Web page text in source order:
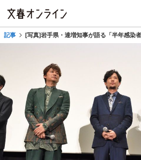
記事 [写真]岩手県・達増知事が語る「半年感染